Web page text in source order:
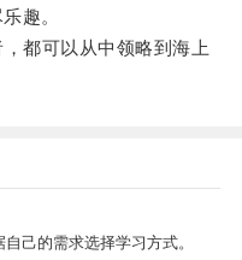
趣。
都可以从中领略到海上
己的需求选择学习方式。